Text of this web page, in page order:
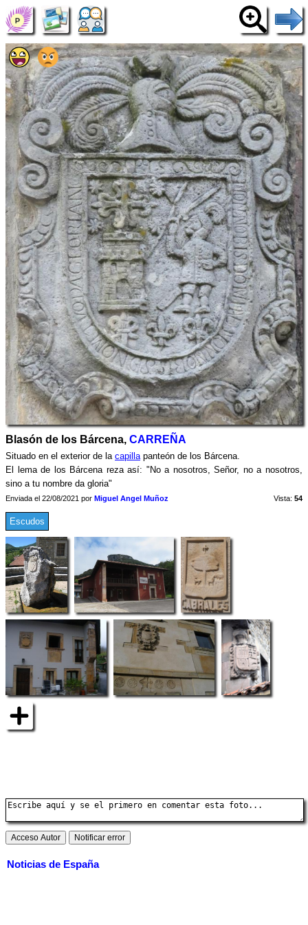
Blasón de los Bárcena, CARREÑA
Situado en el exterior de la capilla panteón de los Bárcena.
El lema de los Bárcena reza así: "No a nosotros, Señor, no a nosotros,
sino a tu nombre da gloria"
Enviada el 22/08/2021 por Miguel Angel Muñoz Vista: 54
Escudos
Noticias de España